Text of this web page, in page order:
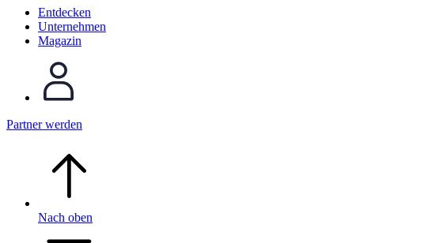
Entdecken
Unternehmen
Magazin
Partner werden
Nach oben